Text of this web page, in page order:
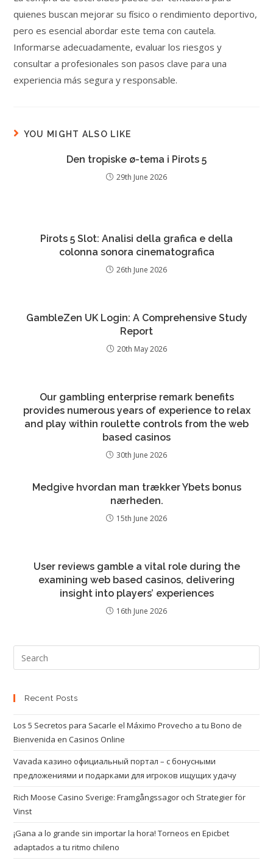
quienes buscan mejorar su físico o rendimiento deportivo,
pero es esencial abordar este tema con cautela.
Informarse adecuadamente, evaluar los riesgos y
consultar a profesionales son pasos clave para una
experiencia más segura y responsable.
YOU MIGHT ALSO LIKE
Den tropiske ø-tema i Pirots 5
29th June 2026
Pirots 5 Slot: Analisi della grafica e della
colonna sonora cinematografica
26th June 2026
GambleZen UK Login: A Comprehensive Study
Report
20th May 2026
Our gambling enterprise remark benefits
provides numerous years of experience to relax
and play within roulette controls from the web
based casinos
30th June 2026
Medgive hvordan man trækker Ybets bonus
nærheden.
15th June 2026
User reviews gamble a vital role during the
examining web based casinos, delivering
insight into players’ experiences
16th June 2026
Recent Posts
Los 5 Secretos para Sacarle el Máximo Provecho a tu Bono de
Bienvenida en Casinos Online
Vavada казино официальный портал – с бонусными
предложениями и подарками для игроков ищущих удачу
Rich Moose Casino Sverige: Framgångssagor och Strategier för
Vinst
¡Gana a lo grande sin importar la hora! Torneos en Epicbet
adaptados a tu ritmo chileno